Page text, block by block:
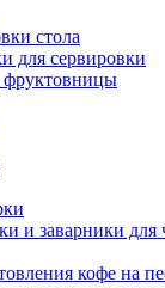
стола
для сервировки
фруктовницы
и заварники для
кофе на